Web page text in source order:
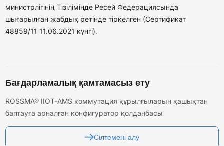
министрлігінің Тізілімінде Ресей Федерациясында
шығарылған жабдық ретінде тіркелген (Сертификат
48859/11 11.06.2021 күнгі).
Бағдарламалық қамтамасыз ету
ROSSMA® IIOT-AMS коммутация құрылғыларын қашықтан
баптауға арналған конфигуратор қолданбасы
Сілтемені алу